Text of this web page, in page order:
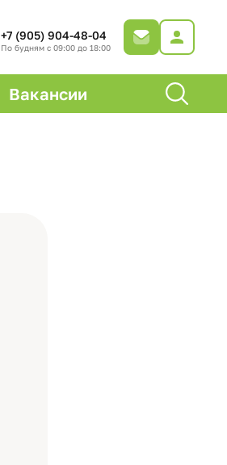
+7 (905) 904-48-04
По будням с 09:00 до 18:00
Вакансии